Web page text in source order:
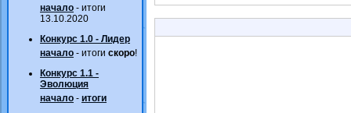
начало - итоги
13.10.2020
Конкурс 1.0 - Лидер
начало - итоги скоро!
Конкурс 1.1 -
Эволюция
начало - итоги